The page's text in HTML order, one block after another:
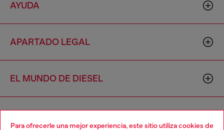
Para ofrecerle una mejor experiencia, este sitio utiliza cookies de
AYUDA
APARTADO LEGAL
EL MUNDO DE DIESEL